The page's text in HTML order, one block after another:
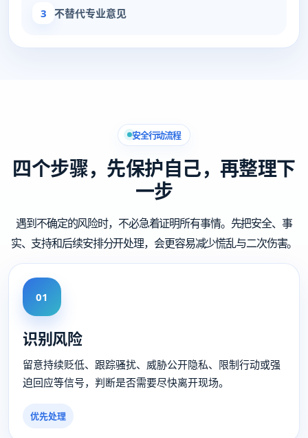
3 不替代专业意见
安全行动流程
四个步骤，先保护自己，再整理下
一步
遇到不确定的风险时，不必急着证明所有事情。先把安全、事
实、支持和后续安排分开处理，会更容易减少慌乱与二次伤害。
01
识别风险
留意持续贬低、跟踪骚扰、威胁公开隐私、限制行动或强
迫回应等信号，判断是否需要尽快离开现场。
优先处理